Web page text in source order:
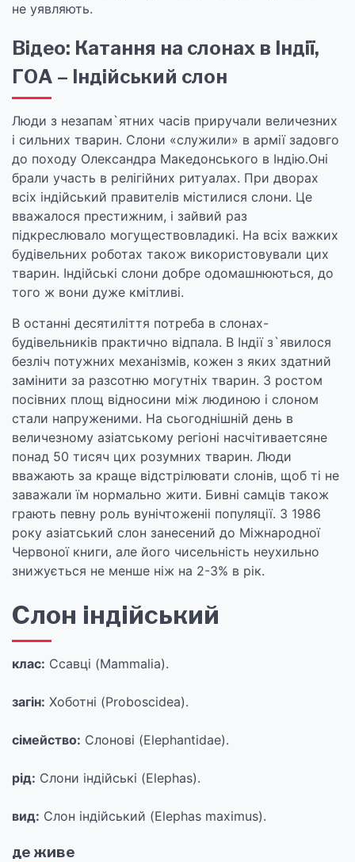
не уявляють.
Відео: Катання на слонах в Індії,
ГОА – Індійський слон
Люди з незапам`ятних часів приручали величезних
і сильних тварин. Слони «служили» в армії задовго
до походу Олександра Македонського в Індію.Оні
брали участь в релігійних ритуалах. При дворах
всіх індійський правителів містилися слони. Це
вважалося престижним, і зайвий раз
підкреслювало могуществовладикі. На всіх важких
будівельних роботах також використовували цих
тварин. Індійські слони добре одомашнюються, до
того ж вони дуже кмітливі.
В останні десятиліття потреба в слонах-
будівельників практично відпала. В Індії з`явилося
безліч потужних механізмів, кожен з яких здатний
замінити за разсотню могутніх тварин. З ростом
посівних площ відносини між людиною і слоном
стали напруженими. На сьогоднішній день в
величезному азіатському регіоні насчітиваетсяне
понад 50 тисяч цих розумних тварин. Люди
вважають за краще відстрілювати слонів, щоб ті не
заважали їм нормально жити. Бивні самців також
грають певну роль вунічтоженіі популяції. З 1986
року азіатський слон занесений до Міжнародної
Червоної книги, але його чисельність неухильно
знижується не менше ніж на 2-3% в рік.
Слон індійський
клас: Ссавці (Mammalia).
загін: Хоботні (Proboscidea).
сімейство: Слонові (Elephantidae).
рід: Слони індійські (Elephas).
вид: Слон індійський (Elephas maximus).
де живе